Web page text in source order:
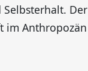
Der
im Anthropozän